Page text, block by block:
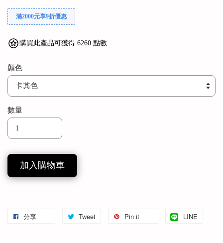
滿2000元享9折優惠
購買此產品可獲得 6260 點數
顏色
數量
加入購物車
分享 Tweet Pin it LINE